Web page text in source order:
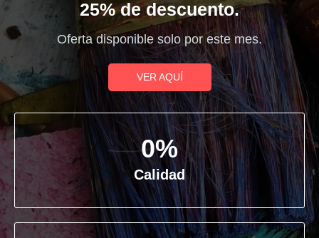
25% de descuento.
Oferta disponible solo por este mes.
VER AQUÍ
Calidad
0%